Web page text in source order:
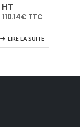
0out of 5
HT
110.14€ TTC
LIRE LA SUITE